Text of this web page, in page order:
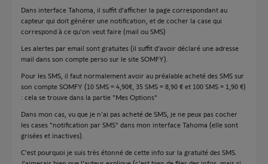
Dans interface Tahoma, il suffit d'afficher la page correspondant au
capteur qui doit générer une notification, et de cocher la case qui
correspond à ce qu'on veut faire (mail ou SMS)
Les alertes par email sont gratuites (il suffit d'avoir déclaré une adresse
mail dans son compte perso sur le site SOMFY).
Pour les SMS, il faut normalement avoir au préalable acheté des SMS sur
son compte SOMFY (10 SMS = 4,90€, 35 SMS = 8,90 € et 100 SMS = 1,90 €)
: cela se trouve dans la partie "Mes Options"
Dans mon cas, vu que je n'ai pas acheté de SMS, je ne peux pas cocher
les cases "notification par SMS" dans mon interface Tahoma (elle sont
grisées et inactives).
C'est pourquoi je suis très étonné de cette info sur la gratuité des SMS.